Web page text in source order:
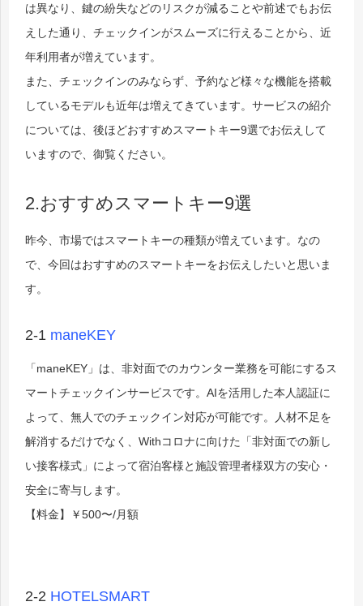
は異なり、鍵の紛失などのリスクが減ることや前述でもお伝
えした通り、チェックインがスムーズに行えることから、近
年利用者が増えています。
また、チェックインのみならず、予約など様々な機能を搭載
しているモデルも近年は増えてきています。サービスの紹介
については、後ほどおすすめスマートキー9選でお伝えして
いますので、御覧ください。
2.おすすめスマートキー9選
昨今、市場ではスマートキーの種類が増えています。なの
で、今回はおすすめのスマートキーをお伝えしたいと思いま
す。
2-1 maneKEY
「maneKEY」は、非対面でのカウンター業務を可能にするス
マートチェックインサービスです。AIを活用した本人認証に
よって、無人でのチェックイン対応が可能です。人材不足を
解消するだけでなく、Withコロナに向けた「非対面での新し
い接客様式」によって宿泊客様と施設管理者様双方の安心・
安全に寄与します。
【料金】￥500〜/月額
2-2 HOTELSMART